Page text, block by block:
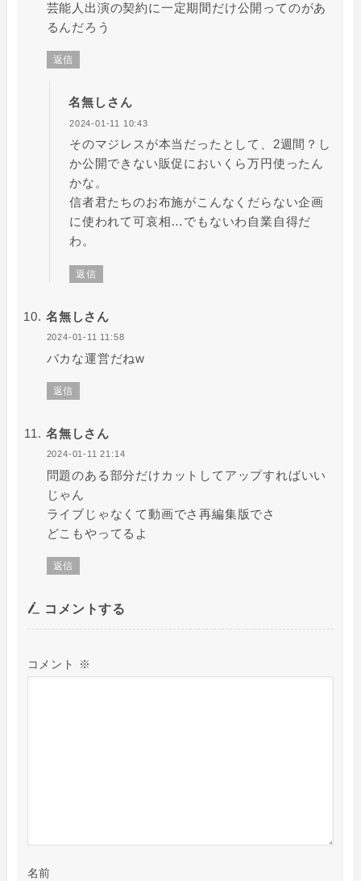
芸能人出演の契約に一定期間だけ公開ってのがあ
るんだろう
返信
名無しさん
2024-01-11 10:43
そのマジレスが本当だったとして、2週間？し
か公開できない販促においくら万円使ったん
かな。
信者君たちのお布施がこんなくだらない企画
に使われて可哀相…でもないわ自業自得だ
わ。
返信
名無しさん
2024-01-11 11:58
バカな運営だねw
返信
名無しさん
2024-01-11 21:14
問題のある部分だけカットしてアップすればいい
じゃん
ライブじゃなくて動画でさ再編集版でさ
どこもやってるよ
返信
コメントする
コメント ※
名前